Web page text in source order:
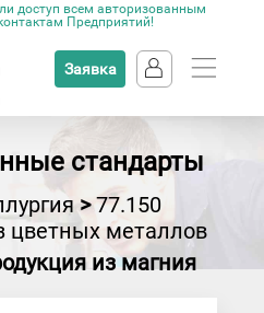
доступ всем авторизованным
Предприятий!
Заявка
стандарты
>77.150
цветных металлов
из магния